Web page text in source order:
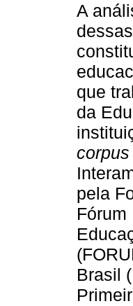
A
que
da
corpus
pela
Brasil